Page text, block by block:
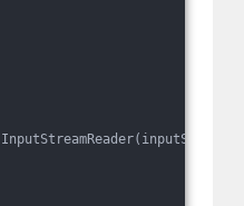
InputStreamReader(inputStream));